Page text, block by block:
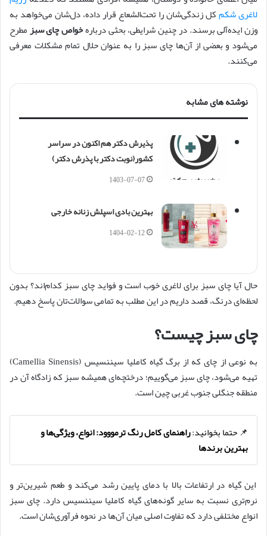
لاغری شکمکل زندگی‌شان را تحت‌الشعاع قرار داده، دل‌شان می‌خواهد به
وزن ایده‌آلی برسند. در چنین شرایطی، بحثی دربارهخواص چای سبزمطرح
می‌شود و بعضی از آن‌ها چای سبز را به عنوان حلال تمام مشکلات معرفی
می‌کنند.
نوشته های مشابه
پذیرش دکتر هم اکنون در سراسر
کشور(نوبت دکتر با پذرش دکتر)
1403-07-07
بهترین بادی اسپلش زنانه خارجی
1404-02-12
حال آیا چای سبز برای لاغری خوب است و فواید چای سبز کدام‌اند؟ بدون
لحظه‌ای درنگ، قصد داریم در این مطلب به تمامی سوالات‌تان پاسخ دهیم.
چای سبز چیست؟
به نوعی از چای که از برگ گیاه کاملیا سیننسیس (Camellia Sinensis)
تهیه می‌شود، چای سبز می‌گوییم؛ درختچه‌ای همیشه سبز که زادگاه آن در
منطقه جنگلی جنوب غربی چین است.
📌 حتما بخوانید:راهنمای کامل رنگ ترمووود: انواع، ویژگی‌ها و
بهترین برندها
این گیاه در ارتفاعات بالا با دمای پایین رشد می‌کند و طعم شیرین‌تر و
نرم‌تری نسبت به سایر گونه‌های گیاه کاملیا سیننسیس دارد. چای سبز
انواع مختلفی دارد که تفاوت اصلی میان آن‌ها در نحوه فرآوری‌شان است.